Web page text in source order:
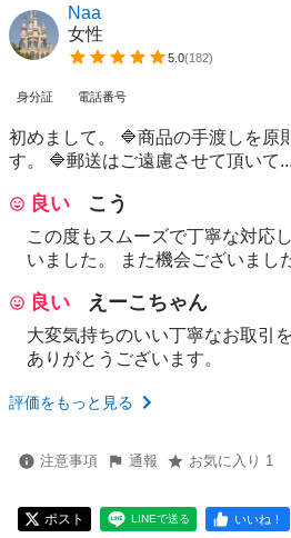
Naa
女性
5.0(182)
身分証 電話番号
初めまして。 🔷商品の手渡しを
す。 🔷郵送はご遠慮させて頂いて...
良い こう
この度もスムーズで丁寧な対応
いました。 また機会ございまし
良い えーこちゃん
大変気持ちのいい丁寧なお取引
ありがとうございます。
評価をもっと見る
注意事項 通報 お気に入り 1
ポスト LINEで送る いいね！